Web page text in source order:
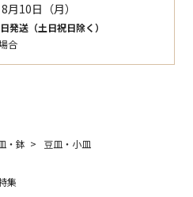
8月10日（月）
発送（土日祝日除く）
合
・鉢
豆皿・小皿
集